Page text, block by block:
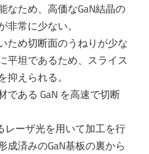
なため、高価なGaN結晶の
非常に少ない。
ため切断面のうねりが少な
平坦であるため、スライス
えられる。
である GaN を高速で切断
レーザ光を用いて加工を行
成済みのGaN基板の裏から